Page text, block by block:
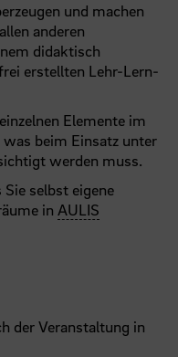
und machen
anderen
didaktisch
erstellten Lehr-Lern-
Elemente im
beim Einsatz unter
werden muss.
selbst eigene
in AULIS
der Veranstaltung in